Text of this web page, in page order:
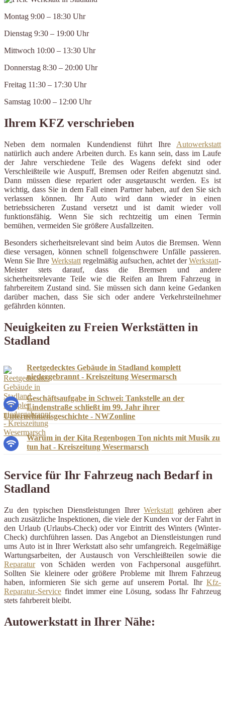
Montag 9:00 – 18:30 Uhr
Dienstag 9:30 – 19:00 Uhr
Mittwoch 10:00 – 13:30 Uhr
Donnerstag 8:30 – 20:00 Uhr
Freitag 11:30 – 17:30 Uhr
Samstag 10:00 – 12:00 Uhr
Ihrem KFZ verschrieben
Neben dem normalen Kundendienst führt Ihre Autowerkstatt
natürlich auch andere Arbeiten durch. Es kann sein, dass im Laufe
der Jahre verschiedene Teile des Wagens defekt sind oder
Verschleißteile wie Auspuff, Bremsen oder Reifen abgenutzt sind.
Dann müssen diese repariert oder ausgetauscht werden. Es ist
wichtig, dass Sie in dem Fall einen Partner haben, auf den Sie sich
verlassen können. Ihr Auto wird dann wieder in einen
betriebssicheren Zustand versetzt und ist damit wieder voll
funktionsfähig. Wenn Sie sich rechtzeitig um einen Termin
bemühen, vermeiden Sie größere Ausfallzeiten.
Besonders sicherheitsrelevant sind beim Autos die Bremsen. Wenn
diese versagen, können schnell folgenschwere Unfälle passieren.
Wenn Sie Ihre Werkstatt regelmäßig aufsuchen, achtet derWerkstatt-
Meister stets darauf, dass die Bremsen und andere
sicherheitsrelevante Teile wie die Reifen an Ihrem Fahrzeug in
fahrbereitem Zustand sind. Sie müssen sich dann keine Gedanken
darüber machen, dass Sie sich oder andere Verkehrsteilnehmer
gefährden könnten.
Neuigkeiten zu Freien Werkstätten in
Stadland
Reetgedecktes Gebäude in Stadland komplett
niedergebrannt - Kreiszeitung Wesermarsch
Geschäftsaufgabe in Schwei: Tankstelle an der
Lindenstraße schließt im 99. Jahr ihrer
Unternehmensgeschichte - NWZonline
Warum in der Kita Regenbogen Ton nichts mit Musik zu
tun hat - Kreiszeitung Wesermarsch
Service für Ihr Fahrzeug nach Bedarf in
Stadland
Zu den typischen Dienstleistungen IhrerWerkstatt gehören aber
auch zusätzliche Inspektionen, die viele der Kunden vor der Fahrt in
den Urlaub (Urlaubs-Check) oder vor Eintritt des Winters (Winter-
Check) durchführen lassen. Das Angebot an Dienstleistungen rund
ums Auto ist in Ihrer Werkstatt also sehr umfangreich. Regelmäßige
Wartungsarbeiten, der Austausch von Verschleißteilen sowie die
Reparaturvon Schäden werden von Fachpersonal ausgeführt.
Sollten Sie kleinere oder größere Probleme mit Ihrem Fahrzeug
haben, informieren Sie sich gerne auf unserem Portal. Ihr Kfz-
Reparatur-Service findet immer eine Lösung, sodass Ihr Fahrzeug
stets fahrbereit bleibt.
Autowerkstatt in Ihrer Nähe: